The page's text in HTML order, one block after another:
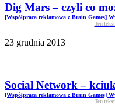
Dig Mars – czyli co
[Współpraca reklamowa z Brain Games]
Ten
23 grudnia 2013
Social Network –
[Współpraca reklamowa z Brain Games]
Ten